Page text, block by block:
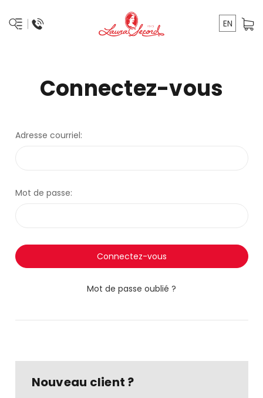
EN
Connectez-vous
Adresse courriel:
Mot de passe:
Mot de passe oublié ?
Nouveau client ?